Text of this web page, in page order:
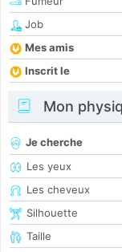
Job
Mes amis
Inscrit le
Mon
Je cherche
Les yeux
Les cheveux
Silhouette
Taille